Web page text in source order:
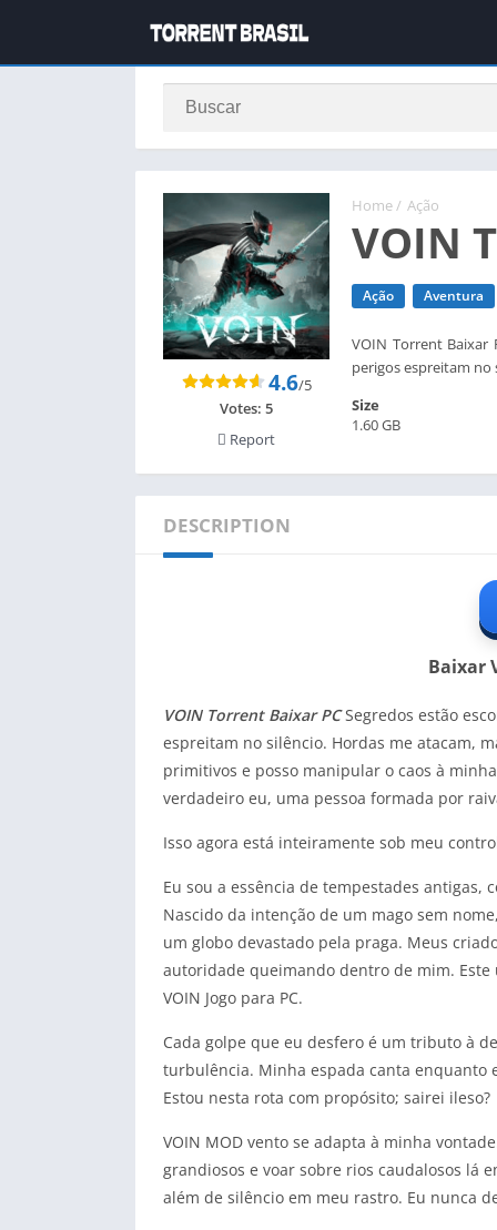
Home / Ação
VOIN
Ação Aventura
VOIN Torrent Baixar
perigos espreitam no
4.6/5
Votes: 5
Report
Size
1.60 GB
DESCRIPTION
Baixar
VOIN Torrent Baixar PCSegredos estão
espreitam no silêncio. Hordas me atacam,
primitivos e posso manipular o caos à
verdadeiro eu, uma pessoa formada por
Isso agora está inteiramente sob meu
Eu sou a essência de tempestades
Nascido da intenção de um mago sem
um globo devastado pela praga. Meus
autoridade queimando dentro de mim. Este
VOIN Jogo para PC.
Cada golpe que eu desfero é um tributo à
turbulência. Minha espada canta enquanto
Estou nesta rota com propósito; sairei ileso?
VOIN MOD vento se adapta à minha
grandiosos e voar sobre rios caudalosos lá
além de silêncio em meu rastro. Eu nunca